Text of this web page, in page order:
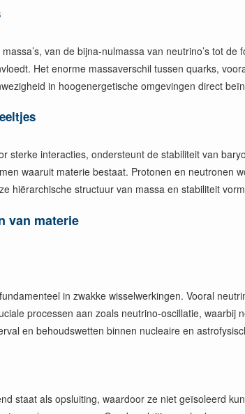
van de bijna-nulmassa van neutrino’s tot
Het enorme massaverschil tussen quarks,
in hoogenergetische omgevingen direct
sterke interacties, ondersteunt de stabiliteit van
waaruit materie bestaat. Protonen en
hiërarchische structuur van massa en stabiliteit
van materie
in zwakke wisselwerkingen. Vooral
processen aan zoals neutrino-oscillatie, waarbij
en behoudswetten binnen nucleaire en
staat als opsluiting, waardoor ze niet geïsoleerd